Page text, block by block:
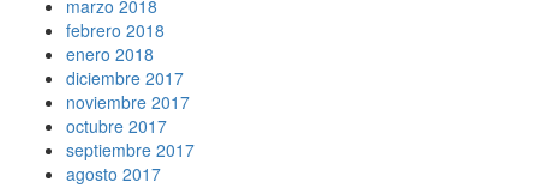
marzo 2018
febrero 2018
enero 2018
diciembre 2017
noviembre 2017
octubre 2017
septiembre 2017
agosto 2017